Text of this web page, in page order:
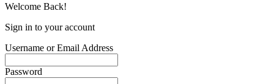
Welcome Back!
Sign in to your account
Username or Email Address
Password